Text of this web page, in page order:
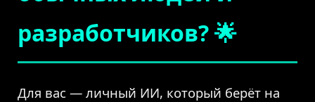
разработчиков? 🌟
Для вас — личный ИИ, который берёт на